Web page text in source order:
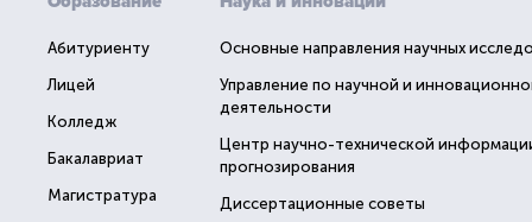
Абитуриенту
Лицей
Колледж
Бакалавриат
Магистратура
Основные направления научных
Управление по научной и
деятельности
Центр научно-технической
прогнозирования
Диссертационные советы